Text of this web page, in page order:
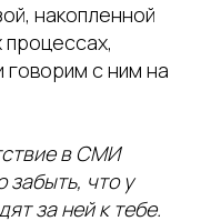
накопленной
с ним на
в СМИ
забыть, что у
за ней к тебе.